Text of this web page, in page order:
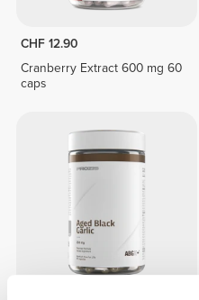
CHF 12.90
Cranberry Extract 600 mg 60
caps